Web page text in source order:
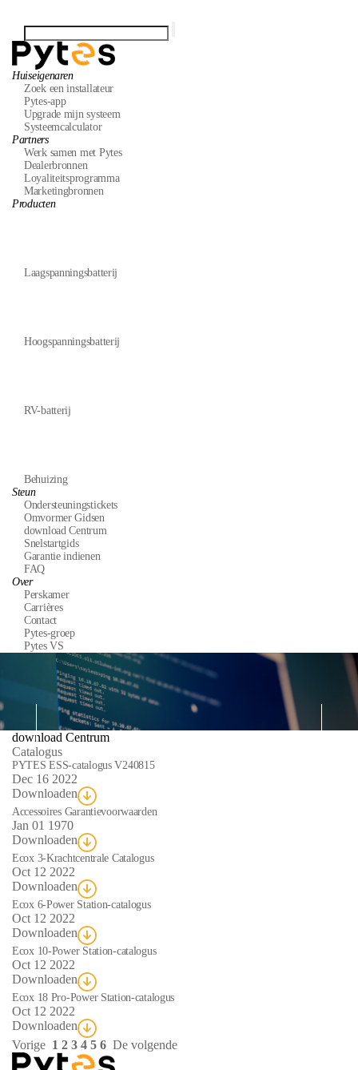
Huiseigenaren
Zoek een installateur
Pytes-app
Upgrade mijn systeem
Systeemcalculator
Partners
Werk samen met Pytes
Dealerbronnen
Loyaliteitsprogramma
Marketingbronnen
Producten
Laagspanningsbatterij
Hoogspanningsbatterij
RV-batterij
Behuizing
Steun
Ondersteuningstickets
Omvormer Gidsen
download Centrum
Snelstartgids
Garantie indienen
FAQ
Over
Perskamer
Carrières
Contact
Pytes-groep
Pytes VS
download Centrum
Catalogus
PYTES ESS-catalogus V240815
Dec 16 2022
Downloaden
Accessoires Garantievoorwaarden
Jan 01 1970
Downloaden
Ecox 3-Krachtcentrale Catalogus
Oct 12 2022
Downloaden
Ecox 6-Power Station-catalogus
Oct 12 2022
Downloaden
Ecox 10-Power Station-catalogus
Oct 12 2022
Downloaden
Ecox 18 Pro-Power Station-catalogus
Oct 12 2022
Downloaden
Vorige 1 2 3 4 5 6 De volgende